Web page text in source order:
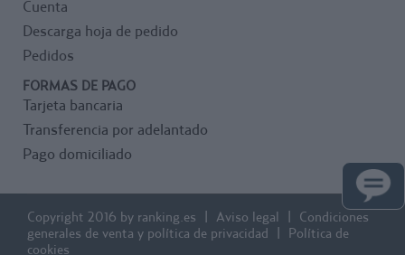
Cuenta
Descarga hoja de pedido
Pedidos
FORMAS DE PAGO
Tarjeta bancaria
Transferencia por adelantado
Pago domiciliado
Copyright 2016 by ranking.es Aviso legal
Condiciones
generales de venta y política de privacidad
Política de
cookies